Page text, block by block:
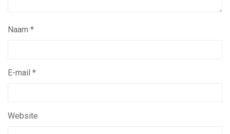
Naam *
E-mail *
Website